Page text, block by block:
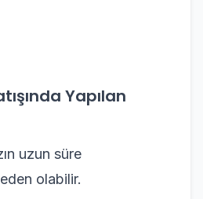
Yapılan
uzun süre
olabilir.